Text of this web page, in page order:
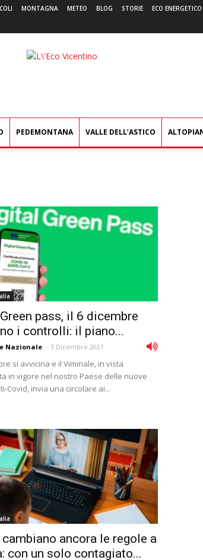
MONTAGNA METEO BLOG STORIE ECO ENERGETICO
L'Eco
PEDEMONTANA VALLE DELL’ASTICO
pass, il 6 dicembre
i controlli: il piano...
Nazionale - 3 Dicembre 2021
si avvicina e il Viminale, in vista
in vigore nel nostro Paese delle nuove
Covid, invia una circolare ai...
cambiano ancora le regole a
con un solo contagiato...